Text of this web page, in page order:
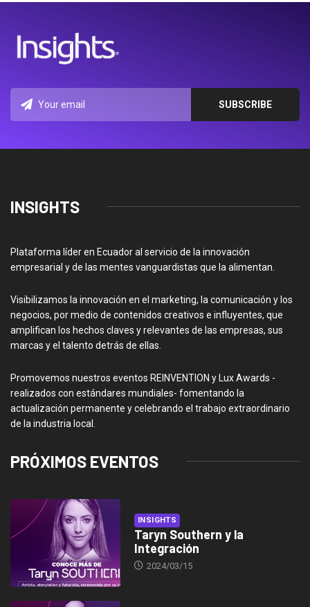
INSIGHTS
Plataforma líder en Ecuador al servicio de la innovación
empresarial y de las mentes vanguardistas que la alimentan.
Visibilizamos la innovación en el marketing, la comunicación y los
negocios, por medio de contenidos creativos e influyentes, que
amplifican los hechos claves y relevantes de las empresas, sus
marcas y el talento detrás de ellas.
Promovemos nuestros eventos REINVENTION y Lux Awards -
realizados con estándares mundiales- fomentando la
actualización permanente y celebrando el trabajo extraordinario
de la industria local.
PRÓXIMOS EVENTOS
INSIGHTS
Taryn Southern y la
Integración
2024/03/15